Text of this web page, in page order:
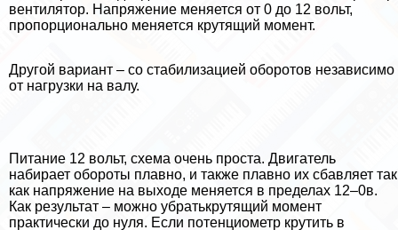
вентилятор. Напряжение меняется от 0 до 12 вольт,
пропорционально меняется крутящий момент.
Другой вариант – со стабилизацией оборотов независимо
от нагрузки на валу.
Питание 12 вольт, схема очень проста. Двигатель
набирает обороты плавно, и также плавно их сбавляет так
как напряжение на выходе меняется в пределах 12–0в.
Как результат – можно убратькрутящий момент
пpaктически до нуля. Если потенциометр крутить в